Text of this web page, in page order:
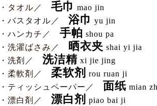
・タオル／
毛巾 mao jin
・バスタオル／
浴巾 yu jin
・ハンカチ／
手帕 shou pa
・洗濯ばさみ／
晒衣夹 shai yi jia
・洗剤／
洗洁精 xi jie jing
・柔軟剤／
柔软剂 rou ruan ji
・ティッシュペーパー／
面纸 mian
・漂白剤／
漂白剂 piao bai ji